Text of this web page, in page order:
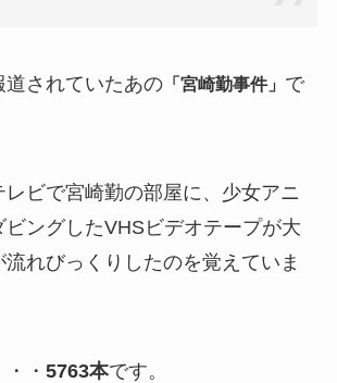
されていたあの「宮崎勤事件」 で
ビで宮崎勤の部屋に、少女アニ
ビングしたVHSビデオテープが大
れびっくりしたのを覚えていま
・ 5763本です。